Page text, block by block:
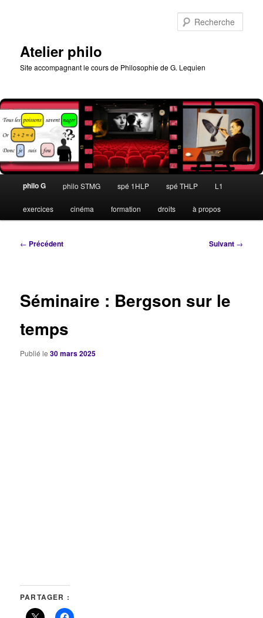
Atelier philo
Site accompagnant le cours de Philosophie de G. Lequien
principal
philo G philo STMG spé 1HLP spé THLP L1
exercices cinéma formation droits à propos
Navigation
← Précédent Suivant →
Séminaire : Bergson sur le
temps
Publié le30 mars 2025
PARTAGER :